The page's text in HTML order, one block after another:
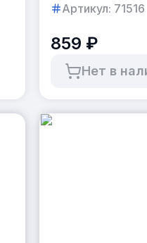
Артикул: 71516
859 ₽
Нет в